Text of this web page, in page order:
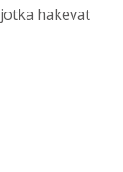
jotka hakevat